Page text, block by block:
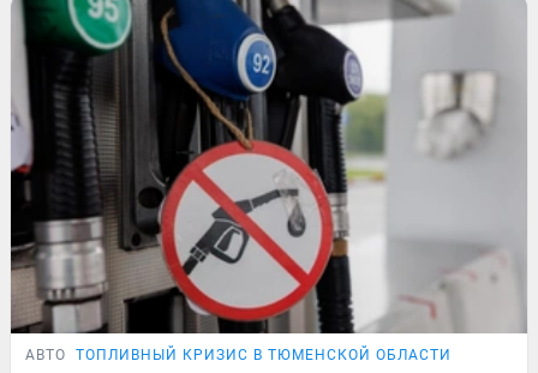
АВТО ТОПЛИВНЫЙ КРИЗИС В ТЮМЕНСКОЙ ОБЛАСТИ